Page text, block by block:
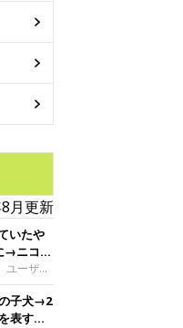
月更新
いたや
→ニコニ
コに成
ユーザー
でウェル
神楽ちゃ
神楽ちゃ
子犬→2
表すコ